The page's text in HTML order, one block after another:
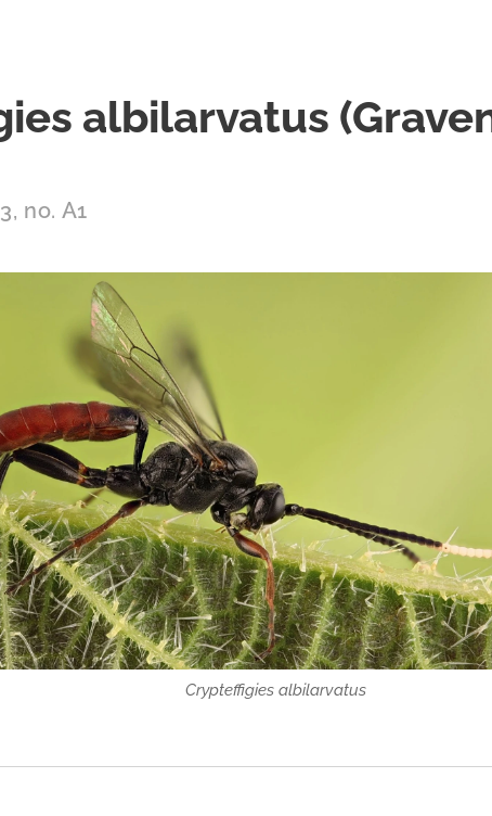
albilarvatus
no. A1
Crypteffigies albilarvatus